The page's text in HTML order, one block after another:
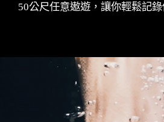
50公尺任意遨遊，讓你輕鬆記